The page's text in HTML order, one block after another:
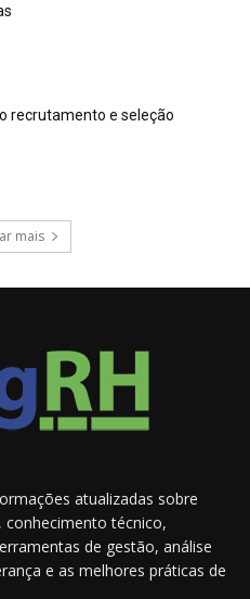
recrutamento e seleção
mais
atualizadas sobre
conhecimento técnico,
de gestão, análise
e as melhores práticas de